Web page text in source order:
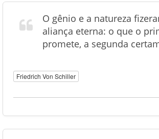
O gênio e a natureza
aliança eterna: o que o
promete, a segunda
Friedrich Von Schiller